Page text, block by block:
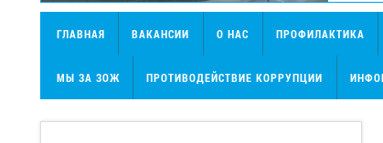
ГЛАВНАЯ ВАКАНСИИ О НАС ПРОФИЛАКТИКА
МЫ ЗА ЗОЖ ПРОТИВОДЕЙСТВИЕ КОРРУПЦИИ